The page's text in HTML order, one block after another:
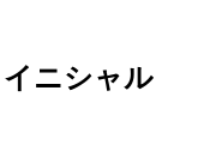
ニシャル